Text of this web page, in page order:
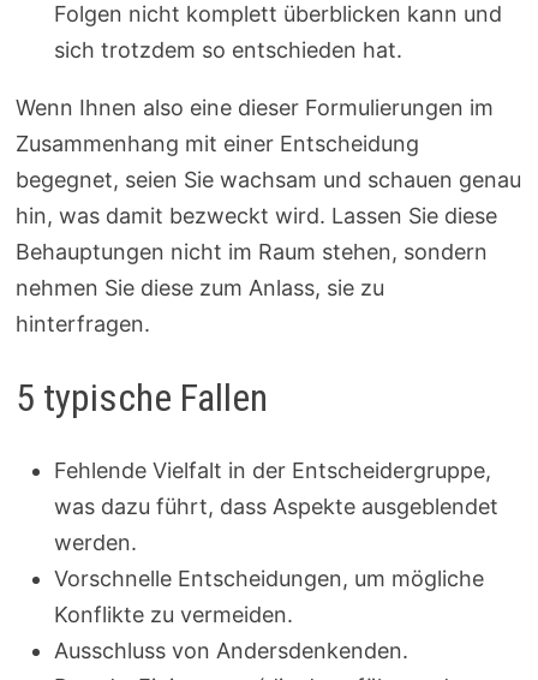
Folgen nicht komplett überblicken kann und
sich trotzdem so entschieden hat.
Wenn Ihnen also eine dieser Formulierungen im
Zusammenhang mit einer Entscheidung
begegnet, seien Sie wachsam und schauen genau
hin, was damit bezweckt wird. Lassen Sie diese
Behauptungen nicht im Raum stehen, sondern
nehmen Sie diese zum Anlass, sie zu
hinterfragen.
5 typische Fallen
Fehlende Vielfalt in der Entscheidergruppe,
was dazu führt, dass Aspekte ausgeblendet
werden.
Vorschnelle Entscheidungen, um mögliche
Konflikte zu vermeiden.
Ausschluss von Andersdenkenden.